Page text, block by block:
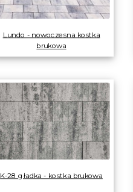
Lundo - nowoczesna kostka
brukowa
K-28 gładka - kostka brukowa